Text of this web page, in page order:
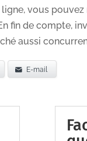
vous
fin de compte,
aussi
E-mail